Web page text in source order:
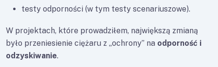
testy odporności (w tym testy scenariuszowe).
W projektach, które prowadziłem, największą zmianą
było przeniesienie ciężaru z „ochrony” na odporność i
odzyskiwanie.